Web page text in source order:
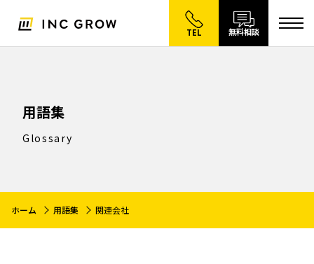
TEL 無料相談
用語集
Glossary
ホーム 用語集 関連会社